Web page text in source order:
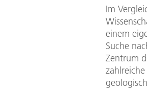
Im
einem
Suche
Zentrum